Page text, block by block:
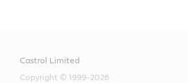
Castrol Limited
Copyright © 1999-2026